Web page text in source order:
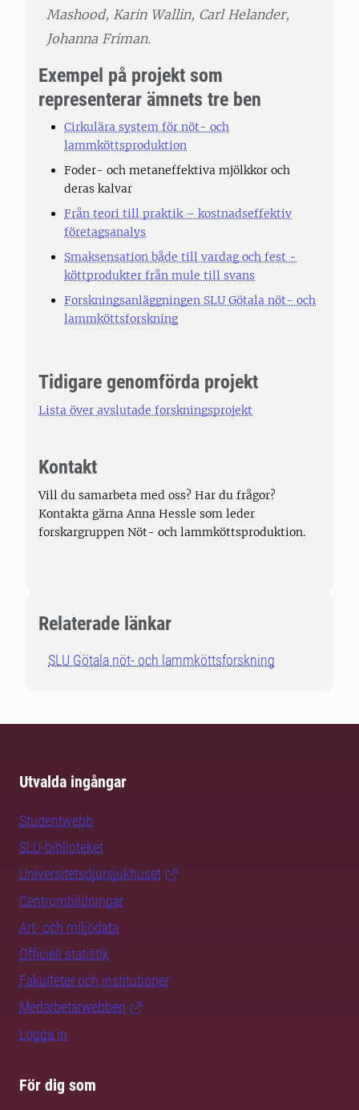
Mashood, Karin Wallin, Carl Helander,
Johanna Friman.
Exempel på projekt som
representerar ämnets tre ben
Cirkulära system för nöt- och
lammköttsproduktion
Foder- och metaneffektiva mjölkkor och
deras kalvar
Från teori till praktik – kostnadseffektiv
företagsanalys
Smaksensation både till vardag och fest -
köttprodukter från mule till svans
Forskningsanläggningen SLU Götala nöt- och
lammköttsforskning
Tidigare genomförda projekt
Lista över avslutade forskningsprojekt
Kontakt
Vill du samarbeta med oss? Har du frågor?
Kontakta gärna Anna Hessle som leder
forskargruppen Nöt- och lammköttsproduktion.
Relaterade länkar
SLU Götala nöt- och lammköttsforskning
Utvalda ingångar
Studentwebb
SLU-biblioteket
Universitetsdjursjukhuset
Centrumbildningar
Art- och miljödata
Officiell statistik
Fakulteter och institutioner
Medarbetarwebben
Logga in
För dig som